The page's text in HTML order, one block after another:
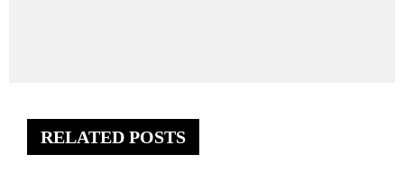
RELATED POSTS